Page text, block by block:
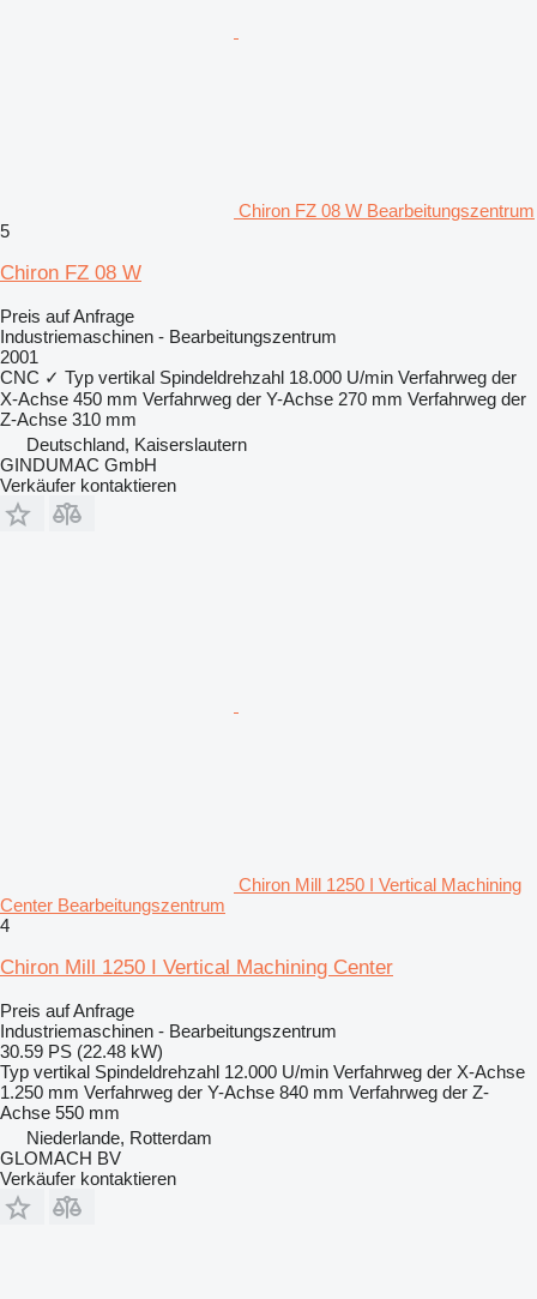
Chiron FZ 08 W Bearbeitungszentrum
5
Chiron FZ 08 W
Preis auf Anfrage
Industriemaschinen - Bearbeitungszentrum
2001
CNC ✓ Typ vertikal Spindeldrehzahl 18.000 U/min Verfahrweg der
X-Achse 450 mm Verfahrweg der Y-Achse 270 mm Verfahrweg der
Z-Achse 310 mm
Deutschland, Kaiserslautern
GINDUMAC GmbH
Verkäufer kontaktieren
Chiron Mill 1250 I Vertical Machining
Center Bearbeitungszentrum
4
Chiron Mill 1250 I Vertical Machining Center
Preis auf Anfrage
Industriemaschinen - Bearbeitungszentrum
30.59 PS (22.48 kW)
Typ vertikal Spindeldrehzahl 12.000 U/min Verfahrweg der X-Achse
1.250 mm Verfahrweg der Y-Achse 840 mm Verfahrweg der Z-
Achse 550 mm
Niederlande, Rotterdam
GLOMACH BV
Verkäufer kontaktieren